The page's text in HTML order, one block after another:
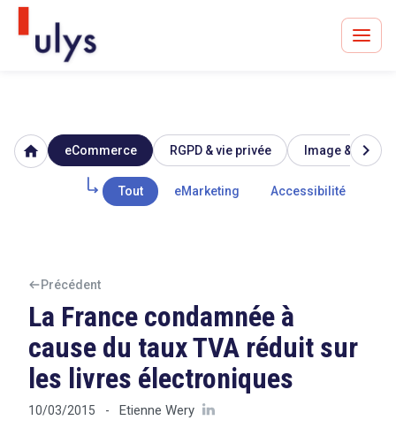
Avocats à Paris & Bruxelles
Leader en droit de l'innovation depuis 30 ans
Tout sur le RGPD
home eCommerce RGPD & vie privée Image &
Tout eMarketing Accessibilité
chevron_right
Précédent
La France condamnée à
cause du taux TVA réduit sur
les livres électroniques
10/03/2015 - Etienne Wery